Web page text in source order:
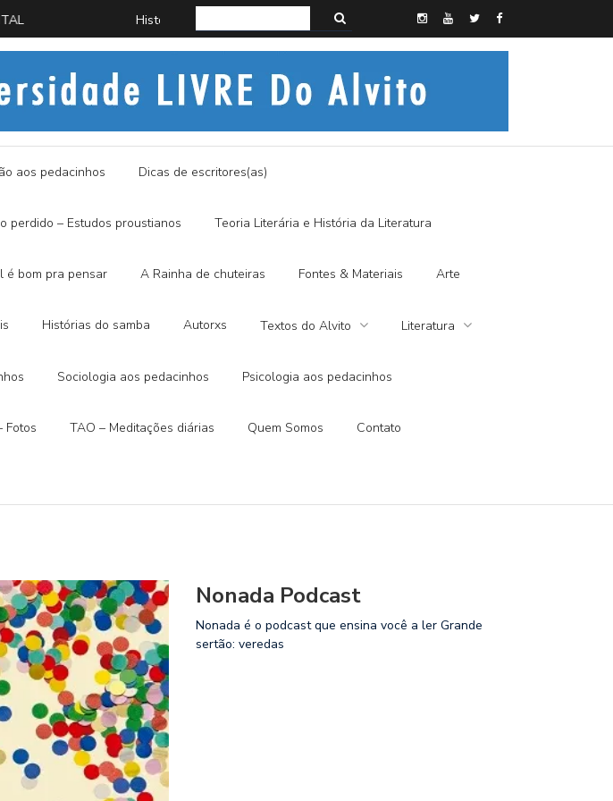
Histórias do Alvito – SEMI-MÍSTICO, SIM SENHOR
aos pedacinhos Dicas de escritores(as)
perdido – Estudos proustianos Teoria Literária e História da Literatura
é bom pra pensar A Rainha de chuteiras Fontes & Materiais Arte
Histórias do samba Autorxs Textos do Alvito Literatura
Sociologia aos pedacinhos Psicologia aos pedacinhos
Fotos TAO – Meditações diárias Quem Somos Contato
Nonada Podcast
Nonada é o podcast que ensina você a ler Grande
sertão: veredas